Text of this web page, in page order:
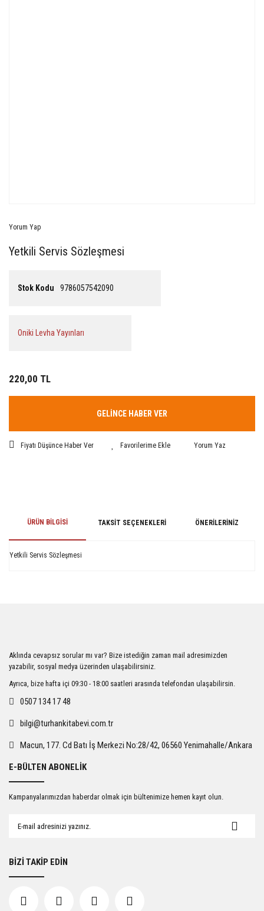
Yorum Yap
Yetkili Servis Sözleşmesi
Stok Kodu 9786057542090
Oniki Levha Yayınları
220,00 TL
GELİNCE HABER VER
Fiyatı Düşünce Haber Ver Yorum Yaz
ÜRÜN BILGISI TAKSIT SEÇENEKLERI ÖNERILERINIZ
Yetkili Servis Sözleşmesi
Ürün açıklamasında eksik bilgiler bulunuyor.
Ürün bilgilerinde hatalar bulunuyor.
Ürün fiyatı diğer sitelerden daha pahalı.
Gönder
Aklında cevapsız sorular mı var? Bize istediğin zaman mail adresimizden
yazabilir, sosyal medya üzerinden ulaşabilirsiniz.
Ayrıca, bize hafta içi 09:30 - 18:00 saatleri arasında telefondan ulaşabilirsin.
0507 134 17 48
bilgi@turhankitabevi.com.tr
Macun, 177. Cd Batı İş Merkezi No:28/42, 06560 Yenimahalle/Ankara
E-BÜLTEN ABONELİK
Kampanyalarımızdan haberdar olmak için bültenimize hemen kayıt olun.
BİZİ TAKİP EDİN